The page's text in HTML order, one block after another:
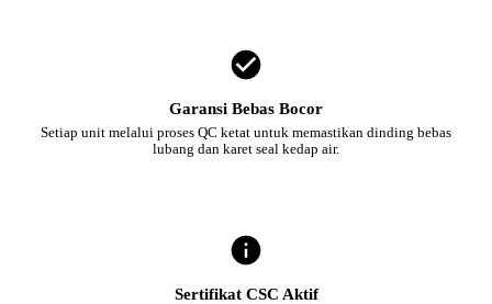
Garansi Bebas Bocor
Setiap unit melalui proses QC ketat untuk memastikan dinding bebas
lubang dan karet seal kedap air.
Sertifikat CSC Aktif